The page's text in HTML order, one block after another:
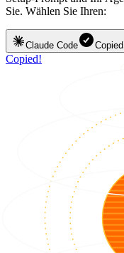
Sie. Wählen Sie Ihren:
Claude Code
Copied!